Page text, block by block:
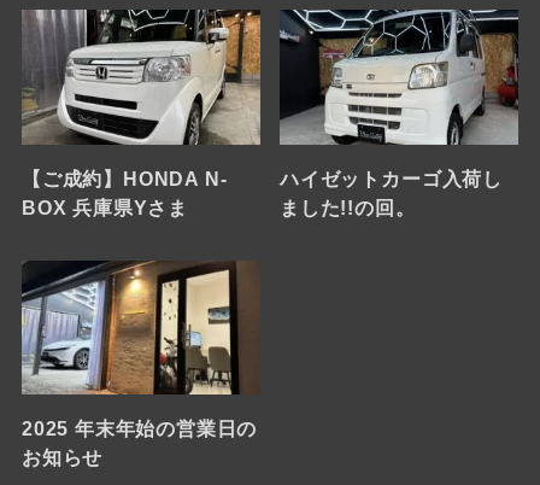
【ご成約】HONDA N-
BOX 兵庫県Yさま
ハイゼットカーゴ入荷し
ました!!の回。
2025 年末年始の営業日の
お知らせ